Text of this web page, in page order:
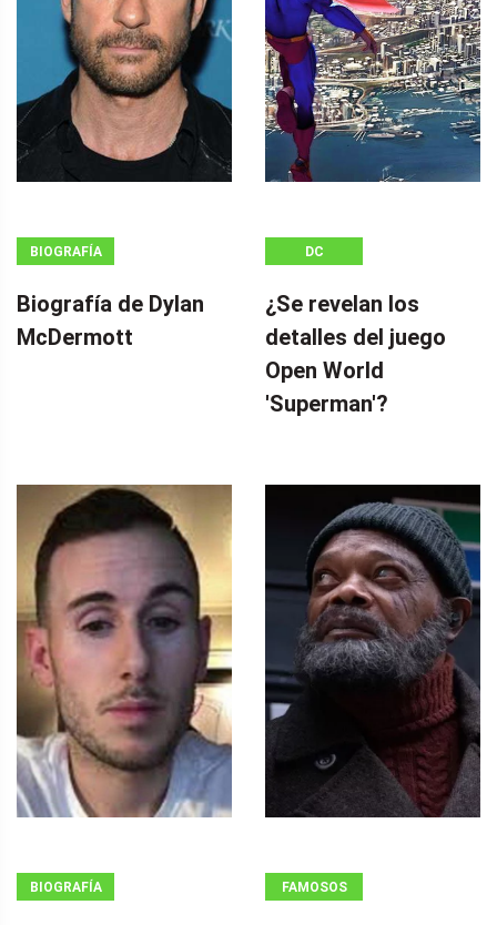
BIOGRAFÍA
Biografía de Dylan
McDermott
DC
¿Se revelan los
detalles del juego
Open World
'Superman'?
BIOGRAFÍA FAMOSOS